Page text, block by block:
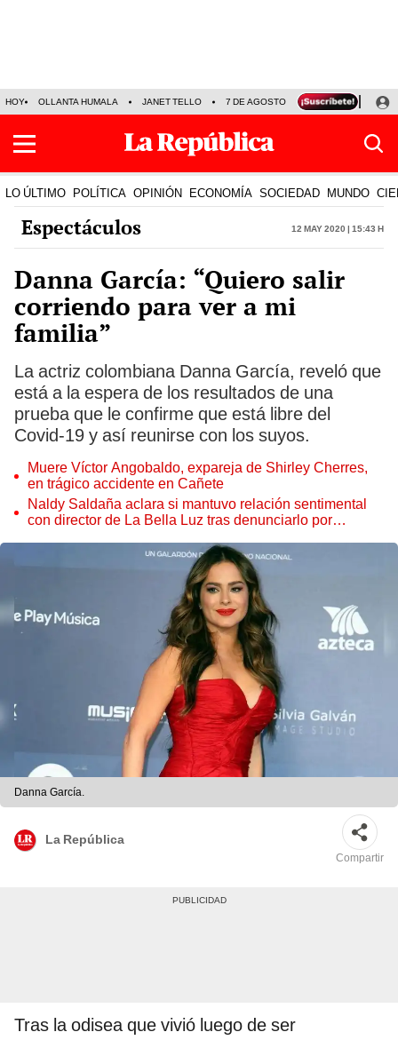
HOY OLLANTA HUMALA JANET TELLO 7 DE AGOSTO TINKA RESULTADOS
LO ÚLTIMO POLÍTICA OPINIÓN ECONOMÍA SOCIEDAD MUNDO
Espectáculos 12 May 2020 | 15:43 h
Danna García: “Quiero salir
corriendo para ver a mi
familia”
La actriz colombiana Danna García, reveló que
está a la espera de los resultados de una
prueba que le confirme que está libre del
Covid-19 y así reunirse con los suyos.
Muere Víctor Angobaldo, expareja de Shirley Cherres,
en trágico accidente en Cañete
Naldy Saldaña aclara si mantuvo relación sentimental
con director de La Bella Luz tras denunciarlo por
Danna García.
La República
Compartir
Tras la odisea que vivió luego de ser